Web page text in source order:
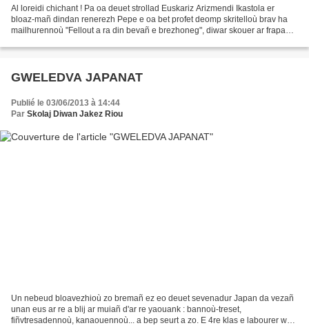
Al loreidi chichant ! Pa oa deuet strollad Euskariz Arizmendi Ikastola er
bloaz-mañ dindan renerezh Pepe e oa bet profet deomp skritelloù brav ha
mailhurennoù "Fellout a ra din bevañ e brezhoneg", diwar skouer ar frapad
GWELEDVA JAPANAT
Publié le 03/06/2013 à 14:44
Par Skolaj Diwan Jakez Riou
Un nebeud bloavezhioù zo bremañ ez eo deuet sevenadur Japan da vezañ
unan eus ar re a blij ar muiañ d'ar re yaouank : bannoù-treset,
fiñvtresadennoù, kanaouennoù... a bep seurt a zo. E 4re klas e labourer war